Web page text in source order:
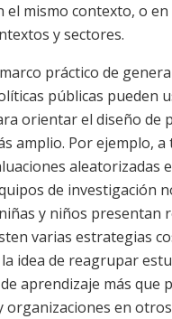
el mismo contexto, o
y sectores.
práctico de
públicas pueden
orientar el diseño de
amplio. Por ejemplo, a
aleatorizadas
de investigación
y niños presentan
varias estrategias
idea de reagrupar
aprendizaje más que
organizaciones en